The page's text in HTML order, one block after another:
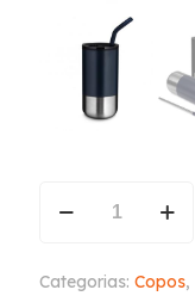
Categorias: Copos,